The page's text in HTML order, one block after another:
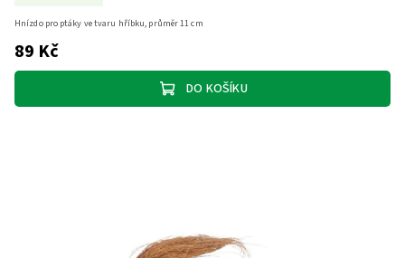
89 Kč
DO KOŠÍKU
Hnízdo pro ptáky ve tvaru hříbku, průměr 11 cm